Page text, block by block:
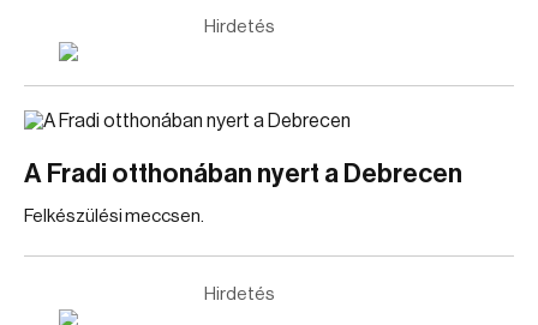
Hirdetés
A Fradi otthonában nyert a Debrecen
Felkészülési meccsen.
Hirdetés